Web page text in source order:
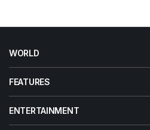
WORLD
FEATURES
ENTERTAINMENT